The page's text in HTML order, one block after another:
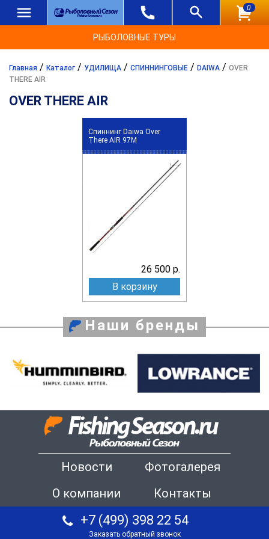
0
РЫБОЛОВНЫЕ ТУРЫ
Главная / Каталог / УДИЛИЩА / СПИННИНГОВЫЕ / DAIWA / OVER
THERE AIR
OVER THERE AIR
Спиннинг Daiwa Over
There AIR 97M
26 500 р.
В корзину
Наши бренды
Новости
Фотогалерея
О компании
Контакты
+7 (499) 398 22 54
Заказать обратный звонок